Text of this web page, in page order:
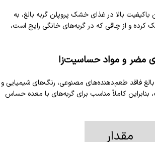
بالا در غذای خشک پروپلن گربه بالغ، به
کرده و از چاقی که در گربه‌های خانگی رایج است،
فاقد طعم‌دهنده‌های مصنوعی، رنگ‌های شیمیایی و
بنابراین کاملاً مناسب برای گربه‌های با معده حساس
مقدار